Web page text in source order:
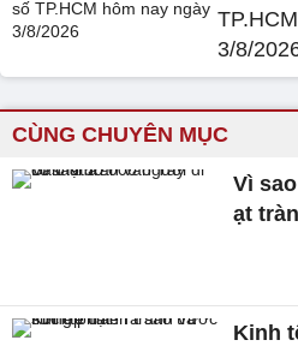
3/8/
CÙNG CHUYÊN MỤC
Vì
ạt
Kinh